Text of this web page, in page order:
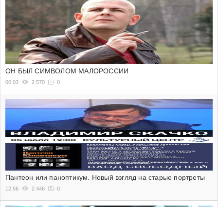
ОН БЫЛ СИМВОЛОМ МАЛОРОССИИ
00:03 2 570 0
Пантеон или паноптикум. Новый взгляд на старые портреты
12:56 2 446 0